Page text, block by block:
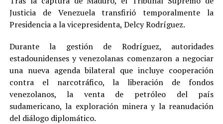
Justicia de Venezuela transfirió temporalmente la
Presidencia a la vicepresidenta, Delcy Rodríguez.
Durante la gestión de Rodríguez, autoridades
estadounidenses y venezolanas comenzaron a negociar
una nueva agenda bilateral que incluye cooperación
contra el narcotráfico, la liberación de fondos
venezolanos, la venta de petróleo del país
sudamericano, la exploración minera y la reanudación
del diálogo diplomático.